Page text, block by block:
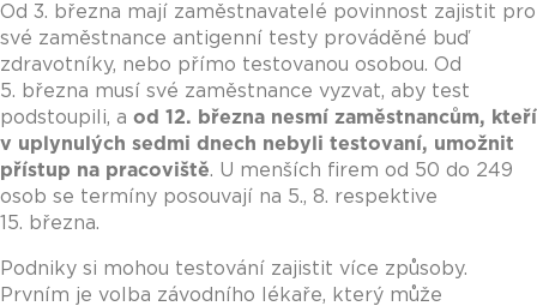
Od 3. března mají zaměstnavatelé povinnost zajistit pro
své zaměstnance antigenní testy prováděné buď
zdravotníky, nebo přímo testovanou osobou. Od
5. března musí své zaměstnance vyzvat, aby test
podstoupili, a od 12. března nesmí zaměstnancům, kteří
v uplynulých sedmi dnech nebyli testovaní, umožnit
přístup na pracoviště. U menších firem od 50 do 249
osob se termíny posouvají na 5., 8. respektive
15. března.
Podniky si mohou testování zajistit více způsoby.
Prvním je volba závodního lékaře, který může